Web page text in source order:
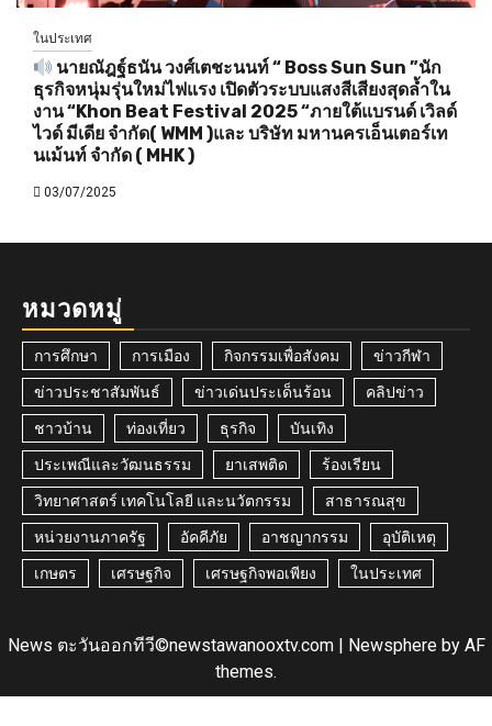
ในประเทศ
นายณัฎฐ์ธนัน วงศ์เตชะนนท์ “ Boss Sun Sun ”นัก
ธุรกิจหนุ่มรุ่นใหม่ไฟแรง เปิดตัวระบบแสงสีเสียงสุดล้ำใน
งาน “Khon Beat Festival 2025 “ภายใต้แบรนด์ เวิลด์
ไวด์ มีเดีย จำกัด( WMM )และ บริษัท มหานครเอ็นเตอร์เท
นเม้นท์ จำกัด ( MHK )
03/07/2025
หมวดหมู่
การศึกษา การเมือง กิจกรรมเพื่อสังคม ข่าวกีฬา
ข่าวประชาสัมพันธ์ ข่าวเด่นประเด็นร้อน คลิปข่าว
ชาวบ้าน ท่องเที่ยว ธุรกิจ บันเทิง
ประเพณีและวัฒนธรรม ยาเสพติด ร้องเรียน
วิทยาศาสตร์ เทคโนโลยี และนวัตกรรม สาธารณสุข
หน่วยงานภาครัฐ อัคคีภัย อาชญากรรม อุบัติเหตุ
เกษตร เศรษฐกิจ เศรษฐกิจพอเพียง ในประเทศ
News ตะวันออกทีวี©newstawanooxtv.com | Newsphereby AF
themes.